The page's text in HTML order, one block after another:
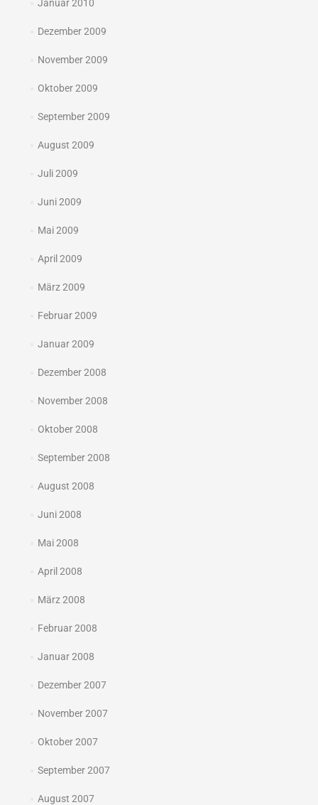
Januar 2010
Dezember 2009
November 2009
Oktober 2009
September 2009
August 2009
Juli 2009
Juni 2009
Mai 2009
April 2009
März 2009
Februar 2009
Januar 2009
Dezember 2008
November 2008
Oktober 2008
September 2008
August 2008
Juni 2008
Mai 2008
April 2008
März 2008
Februar 2008
Januar 2008
Dezember 2007
November 2007
Oktober 2007
September 2007
August 2007